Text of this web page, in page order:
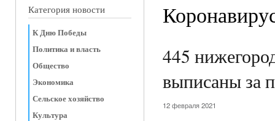
Категория новости
К Дню Победы
Политика и власть
Общество
Экономика
Сельское хозяйство
Культура
445
выписаны за
12 февраля 2021